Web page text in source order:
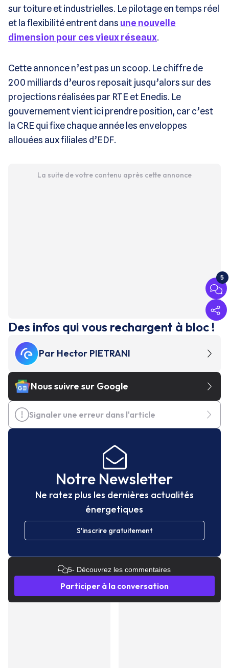
sur toiture et industrielles. Le pilotage en temps réel
et la flexibilité entrent dans une nouvelle
dimension pour ces vieux réseaux.
Cette annonce n’est pas un scoop. Le chiffre de
200 milliards d’euros reposait jusqu’alors sur des
projections réalisées par RTE et Enedis. Le
gouvernement vient ici prendre position, car c’est
la CRE qui fixe chaque année les enveloppes
allouées aux filiales d’EDF.
La suite de votre contenu après cette annonce
5
Des infos qui vous rechargent à bloc !
Par Hector PIETRANI
Nous suivre sur Google
Signaler une erreur dans l'article
Notre Newsletter
Ne ratez plus les dernières actualités
énergetiques
S'inscrire gratuitement
5- Découvrez les commentaires
Participer à la conversation